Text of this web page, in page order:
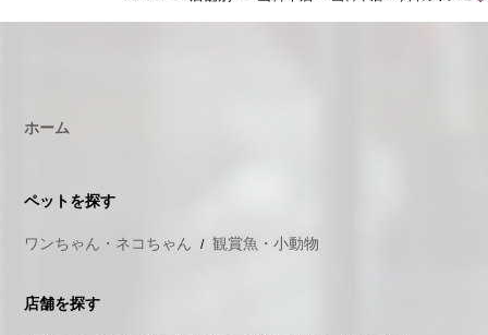
ホーム
ペットを探す
ワンちゃん・ネコちゃん 観賞魚・小動物
店舗を探す